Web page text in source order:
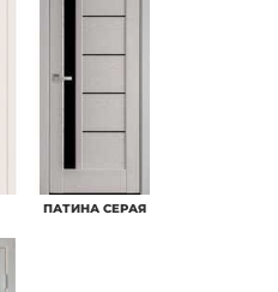
ПАТИНА СЕРАЯ